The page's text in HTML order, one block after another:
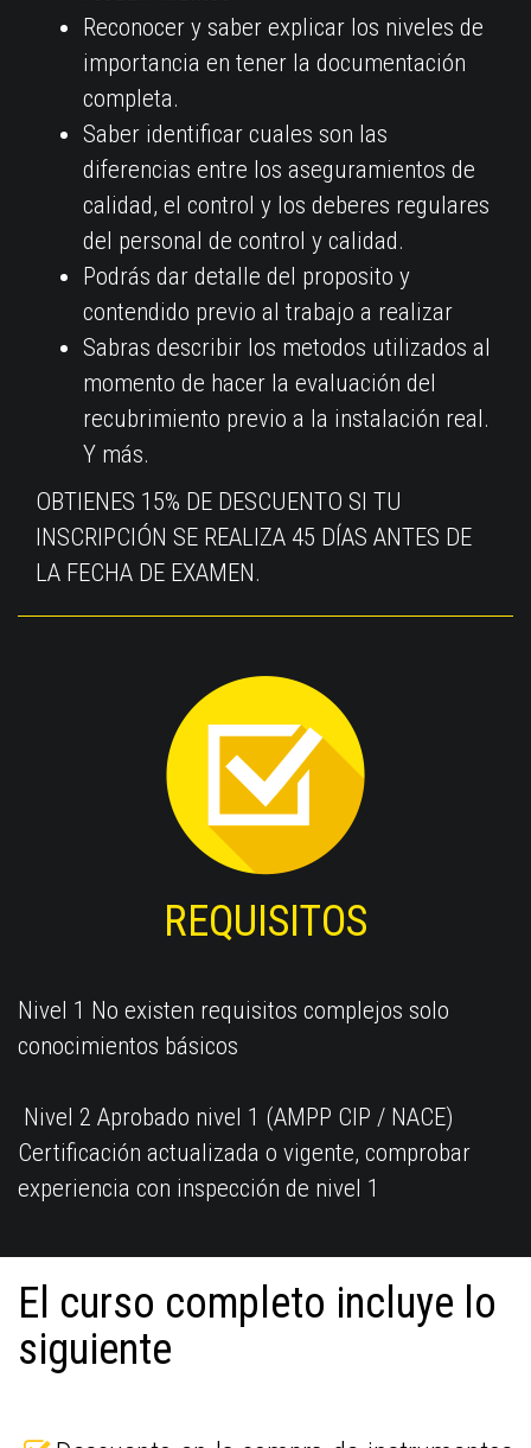
Reconocer y saber explicar los niveles de
importancia en tener la documentación
completa.
Saber identificar cuales son las
diferencias entre los aseguramientos de
calidad, el control y los deberes regulares
del personal de control y calidad.
Podrás dar detalle del proposito y
contendido previo al trabajo a realizar
Sabras describir los metodos utilizados al
momento de hacer la evaluación del
recubrimiento previo a la instalación real.
Y más.
OBTIENES 15% DE DESCUENTO SI TU
INSCRIPCIÓN SE REALIZA 45 DÍAS ANTES DE
LA FECHA DE EXAMEN.
REQUISITOS
Nivel 1 No existen requisitos complejos solo
conocimientos básicos
Nivel 2 Aprobado nivel 1 (AMPP CIP / NACE)
Certificación actualizada o vigente, comprobar
experiencia con inspección de nivel 1
El curso completo incluye lo
siguiente